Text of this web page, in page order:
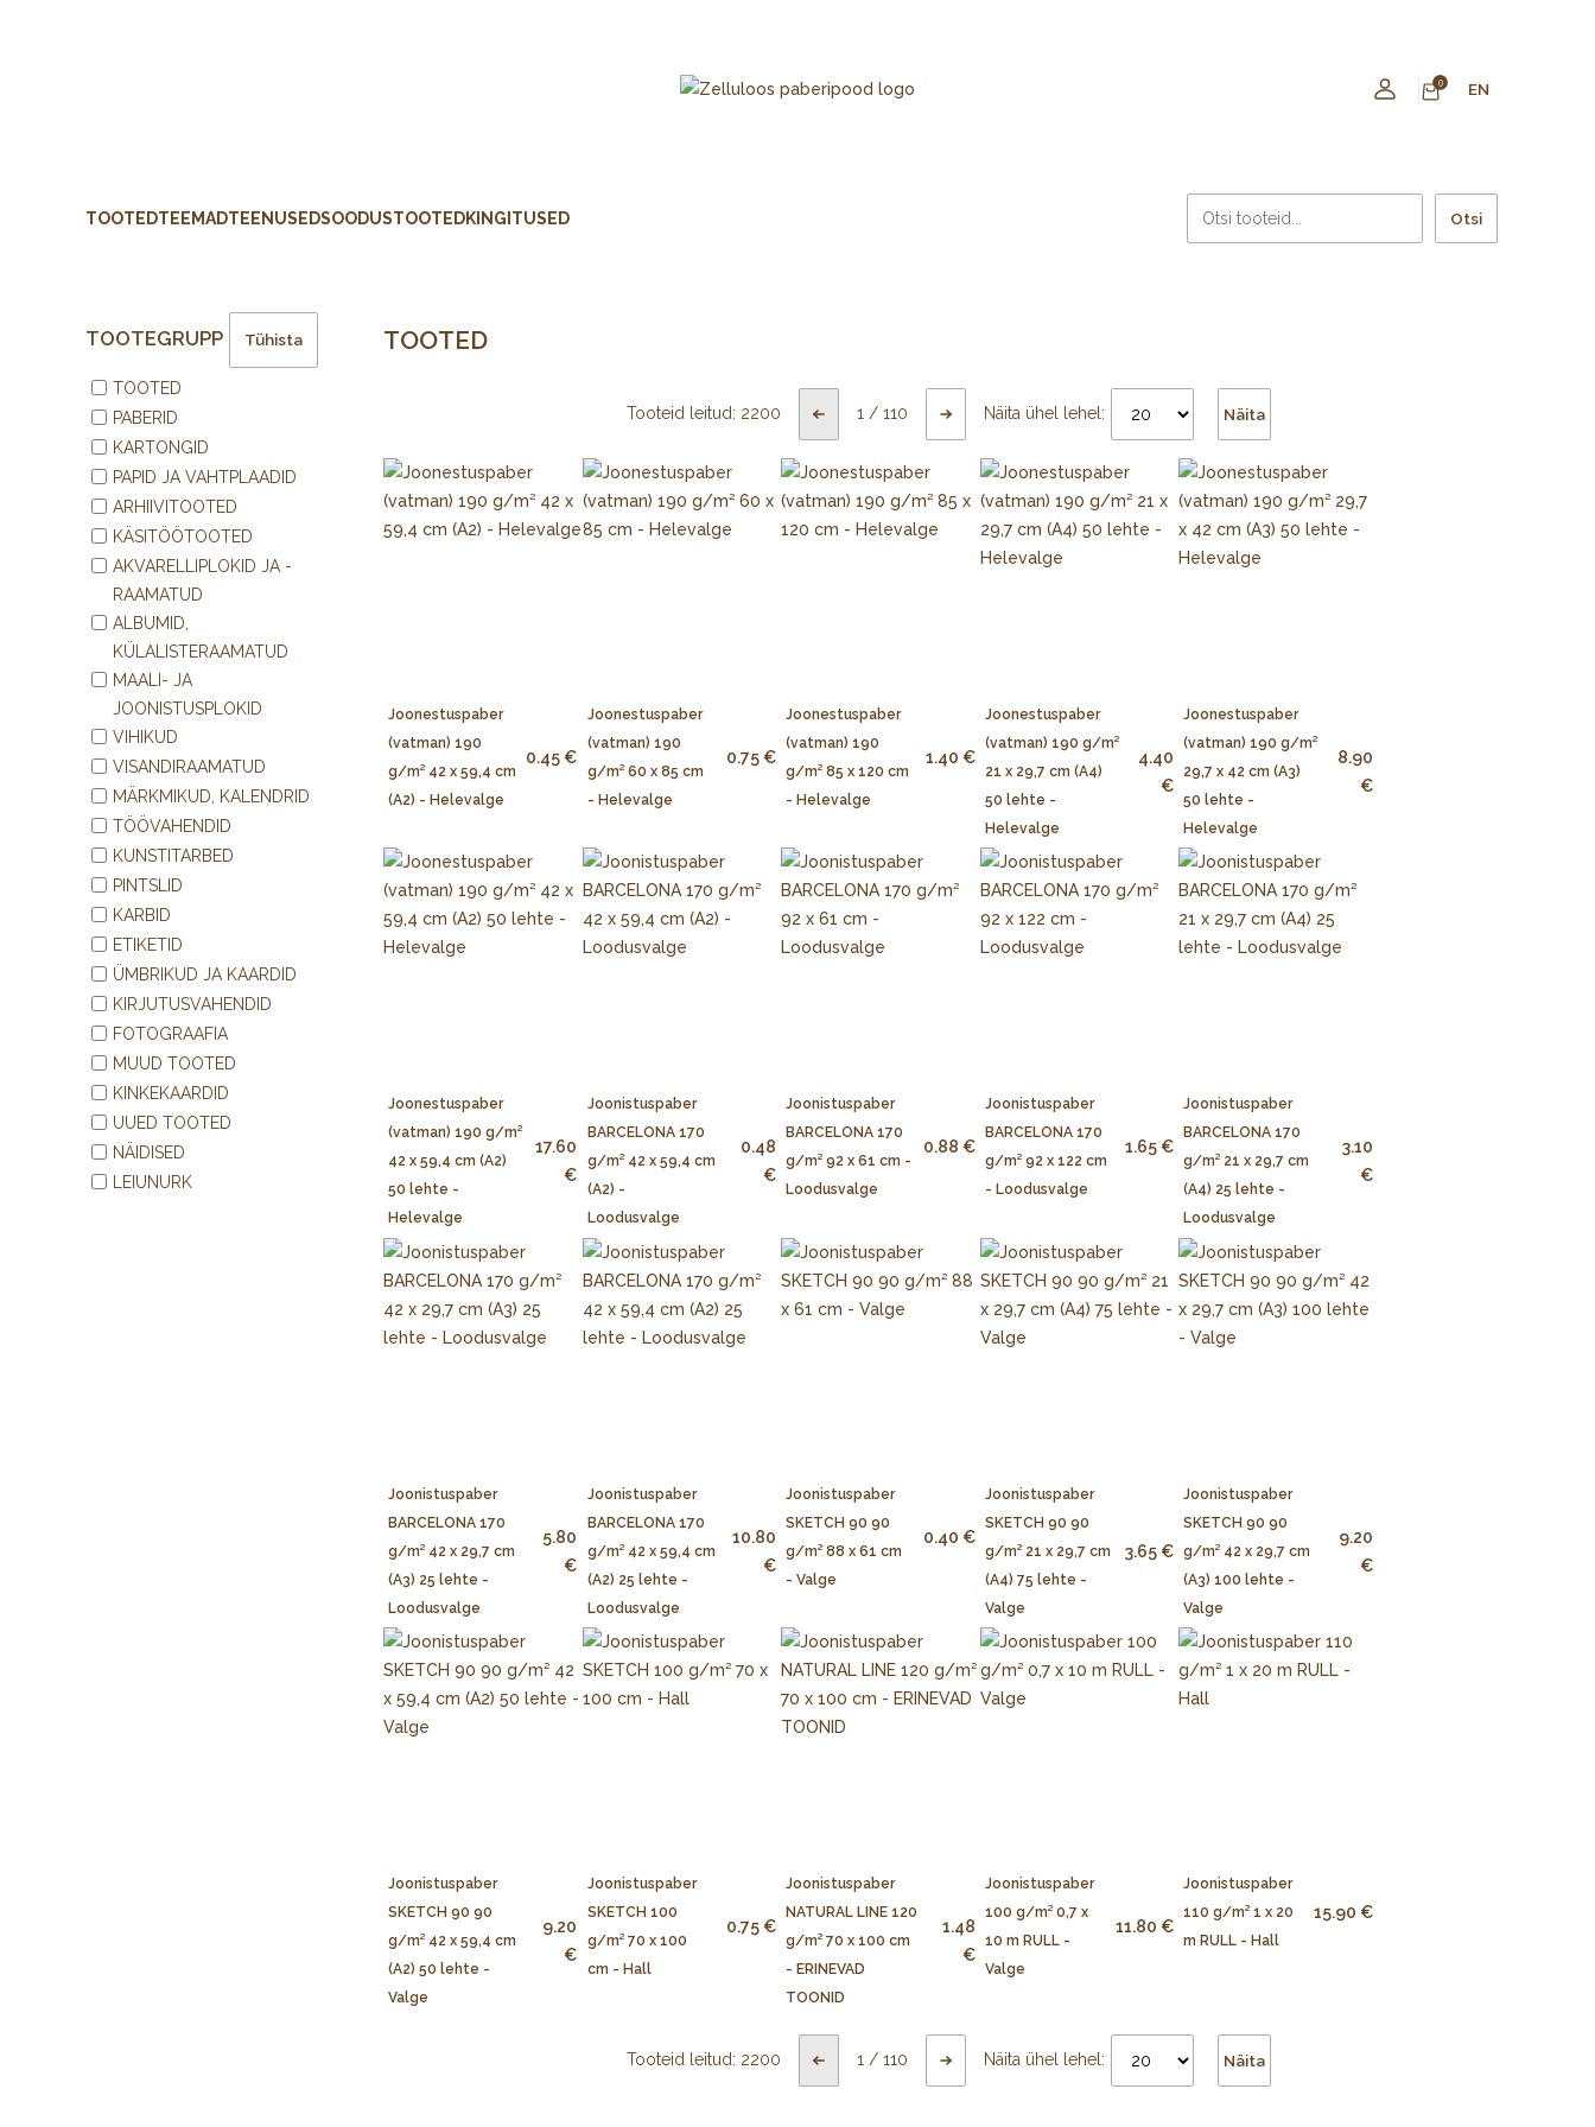
0 EN
TOOTEDTEEMADTEENUSEDSOODUSTOOTEDKINGITUSED Otsi
TOOTEGRUPP Tühista
TOOTED
PABERID
KARTONGID
PAPID JA VAHTPLAADID
ARHIIVITOOTED
KÄSITÖÖTOOTED
AKVARELLIPLOKID JA -
RAAMATUD
ALBUMID,
KÜLALISTERAAMATUD
MAALI- JA
JOONISTUSPLOKID
VIHIKUD
VISANDIRAAMATUD
MÄRKMIKUD, KALENDRID
TÖÖVAHENDID
KUNSTITARBED
PINTSLID
KARBID
ETIKETID
ÜMBRIKUD JA KAARDID
KIRJUTUSVAHENDID
FOTOGRAAFIA
MUUD TOOTED
KINKEKAARDID
UUED TOOTED
NÄIDISED
LEIUNURK
TOOTED
Tooteid leitud: 2200 1 /110 Näita ühel lehel: Näita
Joonestuspaber
(vatman) 190
g/m² 42 x 59,4 cm
(A2) - Helevalge
0.45 €
Joonestuspaber
(vatman) 190
g/m² 60 x 85 cm
- Helevalge
0.75 €
Joonestuspaber
(vatman) 190
g/m² 85 x 120 cm
- Helevalge
1.40 €
Joonestuspaber
(vatman) 190 g/m²
21 x 29,7 cm (A4)
50 lehte -
Helevalge
4.40
€
Joonestuspaber
(vatman) 190 g/m²
29,7 x 42 cm (A3)
50 lehte -
Helevalge
8.90
€
Joonestuspaber
(vatman) 190 g/m²
42 x 59,4 cm (A2)
50 lehte -
Helevalge
17.60
€
Joonistuspaber
BARCELONA 170
g/m² 42 x 59,4 cm
(A2) -
Loodusvalge
0.48
€
Joonistuspaber
BARCELONA 170
g/m² 92 x 61 cm -
Loodusvalge
0.88 €
Joonistuspaber
BARCELONA 170
g/m² 92 x 122 cm
- Loodusvalge
1.65 €
Joonistuspaber
BARCELONA 170
g/m² 21 x 29,7 cm
(A4) 25 lehte -
Loodusvalge
3.10
€
Joonistuspaber
BARCELONA 170
g/m² 42 x 29,7 cm
(A3) 25 lehte -
Loodusvalge
5.80
€
Joonistuspaber
BARCELONA 170
g/m² 42 x 59,4 cm
(A2) 25 lehte -
Loodusvalge
10.80
€
Joonistuspaber
SKETCH 90 90
g/m² 88 x 61 cm
- Valge
0.40 €
Joonistuspaber
SKETCH 90 90
g/m² 21 x 29,7 cm
(A4) 75 lehte -
Valge
3.65 €
Joonistuspaber
SKETCH 90 90
g/m² 42 x 29,7 cm
(A3) 100 lehte -
Valge
9.20
€
Joonistuspaber
SKETCH 90 90
g/m² 42 x 59,4 cm
(A2) 50 lehte -
Valge
9.20
€
Joonistuspaber
SKETCH 100
g/m² 70 x 100
cm - Hall
0.75 €
Joonistuspaber
NATURAL LINE 120
g/m² 70 x 100 cm
- ERINEVAD
TOONID
1.48
€
Joonistuspaber
100 g/m² 0,7 x
10 m RULL -
Valge
11.80 €
Joonistuspaber
110 g/m² 1 x 20
m RULL - Hall
15.90 €
Tooteid leitud: 2200 1 /110 Näita ühel lehel: Näita